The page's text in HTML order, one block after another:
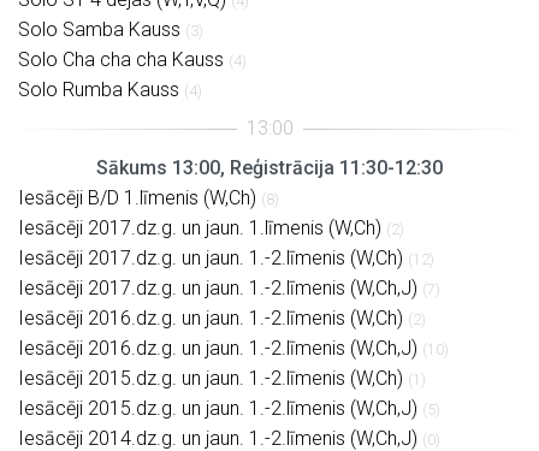
Solo Samba Kauss (3)
Solo Cha cha cha Kauss (4)
Solo Rumba Kauss (4)
Sākums 13:00, Reģistrācija 11:30-12:30
Iesācēji B/D 1.līmenis (W,Ch) (8)
Iesācēji 2017.dz.g. un jaun. 1.līmenis (W,Ch) (2)
Iesācēji 2017.dz.g. un jaun. 1.-2.līmenis (W,Ch) (12)
Iesācēji 2017.dz.g. un jaun. 1.-2.līmenis (W,Ch,J) (7)
Iesācēji 2016.dz.g. un jaun. 1.-2.līmenis (W,Ch) (2)
Iesācēji 2016.dz.g. un jaun. 1.-2.līmenis (W,Ch,J) (10)
Iesācēji 2015.dz.g. un jaun. 1.-2.līmenis (W,Ch) (1)
Iesācēji 2015.dz.g. un jaun. 1.-2.līmenis (W,Ch,J) (5)
Iesācēji 2014.dz.g. un jaun. 1.-2.līmenis (W,Ch,J) (0)